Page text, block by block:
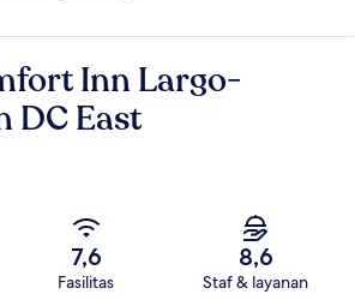
Inn Largo-
DC East
7,6
Fasilitas
8,6
Staf & layanan